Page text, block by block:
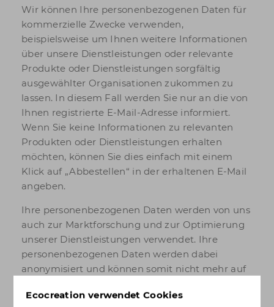
Ecocreation verwendet Cookies
Wir können Ihre personenbezogenen Daten für
kommerzielle Zwecke verwenden,
beispielsweise um Ihnen weitere Informationen
über unsere Dienstleistungen oder relevante
Produkte oder Dienstleistungen sorgfältig
ausgewählter Organisationen zukommen zu
lassen. In diesem Fall werden Sie nur an die von
Ihnen registrierte E-Mail-Adresse informiert.
Wenn Sie keine Informationen zu relevanten
Produkten oder Dienstleistungen erhalten
möchten, können Sie dies einfach mit einem
Klick auf „Abbestellen“ in der erhaltenen E-Mail
angeben.
Ihre personenbezogenen Daten werden von uns
auch zur Marktforschung und zur Optimierung
unserer Dienstleistungen verwendet. Ihre
personenbezogenen Daten werden dabei
anonymisiert und können somit nicht mehr auf